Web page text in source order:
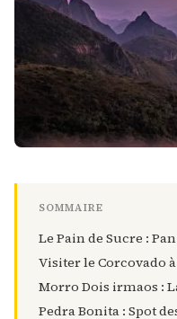
SOMMAIRE
Le Pain de Sucre :
Visiter le Corcovado
Morro Dois irmaos :
Pedra Bonita : Spot